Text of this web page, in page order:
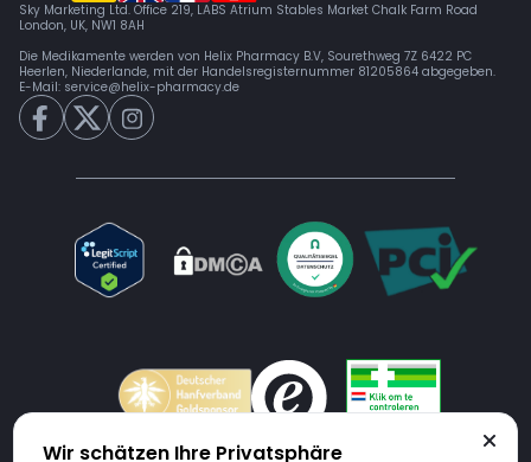
Sky Marketing Ltd. Office 219, LABS Atrium Stables Market Chalk Farm Road
London, UK, NW1 8AH
Die Medikamente werden von Helix Pharmacy B.V, Sourethweg 7Z 6422 PC
Heerlen, Niederlande, mit der Handelsregisternummer 81205864 abgegeben.
E-Mail: service@helix-pharmacy.de
Wir schätzen Ihre Privatsphäre